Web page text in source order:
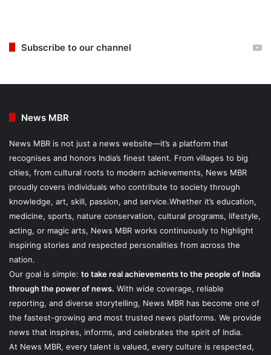
Subscribe to our channel
News MBR
News MBR is not just a news website—it’s a platform that
recognises and honors India’s finest talent. From villages to big
cities, from cultural roots to modern achievements, News MBR
proudly covers individuals who contribute to society through
knowledge, art, skill, passion, and service.Whether it’s education,
medicine, sports, nature conservation, cultural programs, lifestyle,
acting, or magic arts, News MBR works continuously to highlight
inspiring stories and respected personalities from across the
nation.
Our goal is simple: to take real achievements to the people of India
through the power of news. With wide coverage, reliable
reporting, and diverse storytelling, News MBR has become one of
the fastest-growing and most trusted news platforms. We provide
news that inspires, informs, and celebrates the spirit of India.
At News MBR, every talent is valued, every culture is respected,